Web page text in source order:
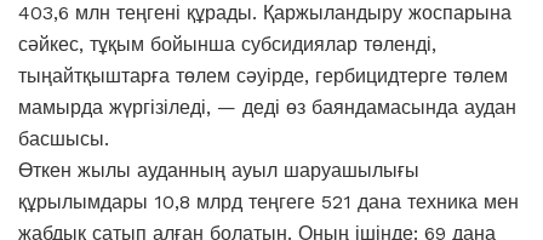
403,6 млн теңгені құрады. Қаржыландыру жоспарына
сәйкес, тұқым бойынша субсидиялар төленді,
тыңайтқыштарға төлем сәуірде, гербицидтерге төлем
мамырда жүргізіледі, — деді өз баяндамасында аудан
басшысы.
Өткен жылы ауданның ауыл шаруашылығы
құрылымдары 10,8 млрд теңгеге 521 дана техника мен
жабдық сатып алған болатын. Оның ішінде: 69 дана